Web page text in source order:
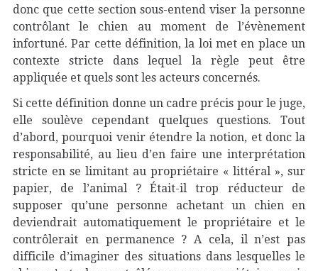
donc que cette section sous-entend viser la personne
contrôlant le chien au moment de l’évènement
infortuné. Par cette définition, la loi met en place un
contexte stricte dans lequel la règle peut être
appliquée et quels sont les acteurs concernés.
Si cette définition donne un cadre précis pour le juge,
elle soulève cependant quelques questions. Tout
d’abord, pourquoi venir étendre la notion, et donc la
responsabilité, au lieu d’en faire une interprétation
stricte en se limitant au propriétaire « littéral », sur
papier, de l’animal ? Était-il trop réducteur de
supposer qu’une personne achetant un chien en
deviendrait automatiquement le propriétaire et le
contrôlerait en permanence ? A cela, il n’est pas
difficile d’imaginer des situations dans lesquelles le